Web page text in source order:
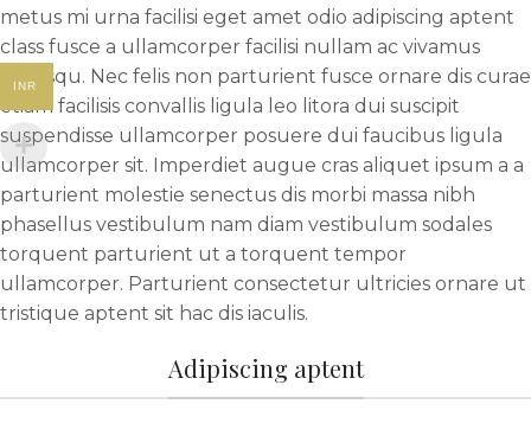
metus mi urna facilisi eget amet odio adipiscing aptent
class fusce a ullamcorper facilisi nullam ac vivamus
sociosqu. Nec felis non parturient fusce ornare dis curae
etiam facilisis convallis ligula leo litora dui suscipit
suspendisse ullamcorper posuere dui faucibus ligula
ullamcorper sit. Imperdiet augue cras aliquet ipsum a a
parturient molestie senectus dis morbi massa nibh
phasellus vestibulum nam diam vestibulum sodales
torquent parturient ut a torquent tempor
ullamcorper. Parturient consectetur ultricies ornare ut
tristique aptent sit hac dis iaculis.
Adipiscing aptent
INR